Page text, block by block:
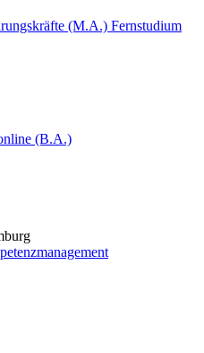
(M.A.) Fernstudium
(B.A.)